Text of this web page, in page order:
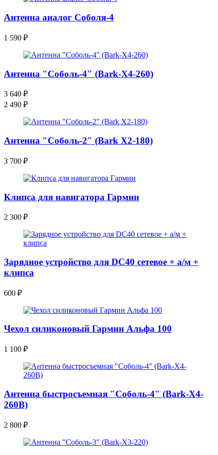
Антенна аналог Соболя-4
1 590 ₽
Антенна "Соболь-4" (Bark-X4-260)
3 640 ₽
2 490 ₽
Антенна "Соболь-2" (Bark X2-180)
3 700 ₽
Клипса для навигатора Гармин
2 300 ₽
Зарядное устройство для DC40 сетевое + а/м +
клипса
600 ₽
Чехол силиконовый Гармин Альфа 100
1 100 ₽
Антенна быстросъемная "Соболь-4" (Bark-X4-
260B)
2 800 ₽